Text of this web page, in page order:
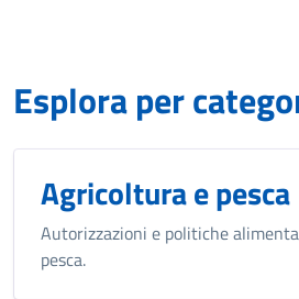
Esplora per
Agricoltura e pesca
Autorizzazioni e politiche
pesca.